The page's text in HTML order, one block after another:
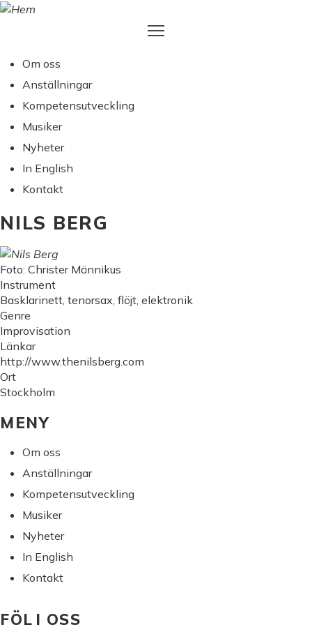
Hoppa
MAIN
NAVIGATION
Om oss
Anställningar
Kompetensutveckling
Musiker
Nyheter
In English
Kontakt
NILS BERG
Foto: Christer Männikus
Instrument
Basklarinett, tenorsax, flöjt, elektronik
Genre
Improvisation
Länkar
http://www.thenilsberg.com
Ort
Stockholm
MENY
Om oss
Anställningar
Kompetensutveckling
Musiker
Nyheter
In English
Kontakt
FÖLJ OSS